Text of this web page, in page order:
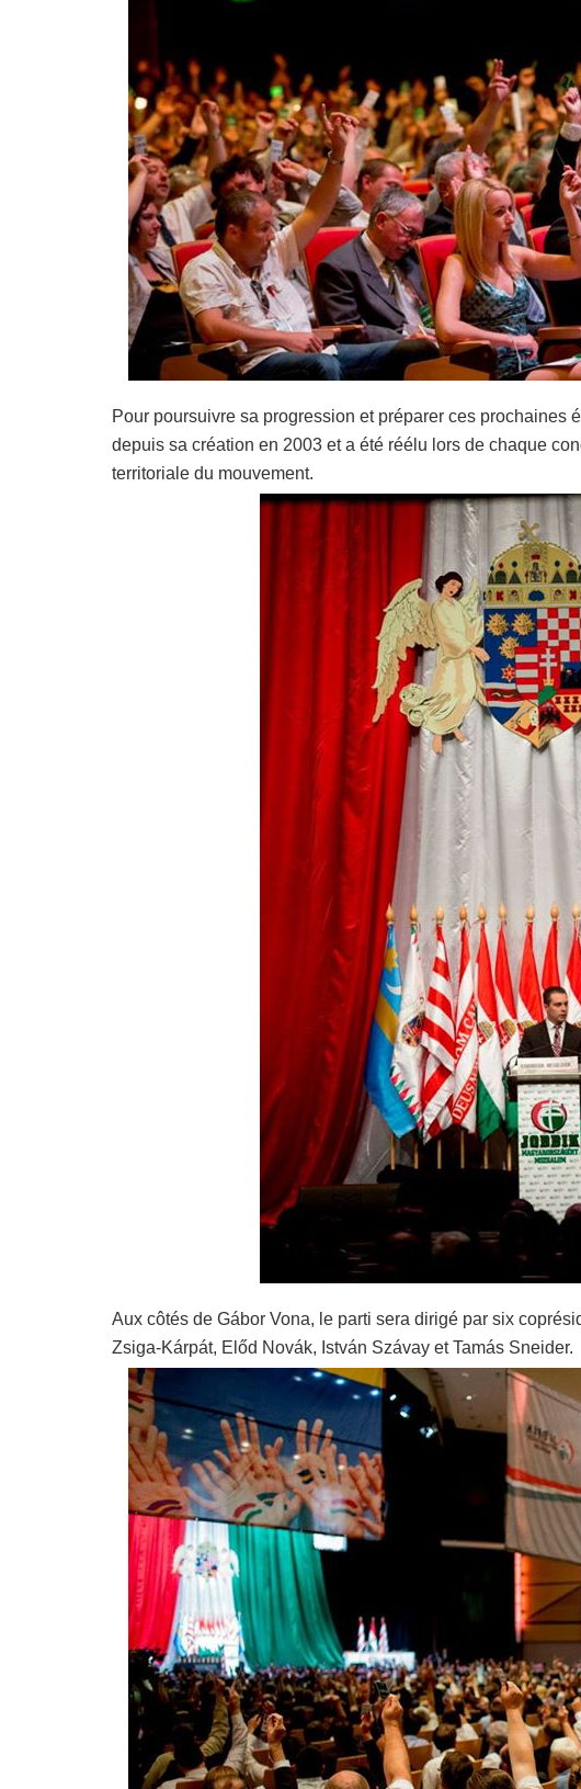
Pour poursuivre sa progression et préparer ces prochaines
depuis sa création en 2003 et a été réélu lors de chaque
territoriale du mouvement.
Aux côtés de Gábor Vona, le parti sera dirigé par six
Zsiga-Kárpát, Előd Novák, István Szávay et Tamás Sneider.